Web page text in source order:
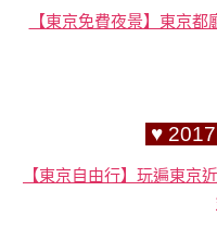
【東京免費夜景】東京
♥
【東京自由行】玩遍東京